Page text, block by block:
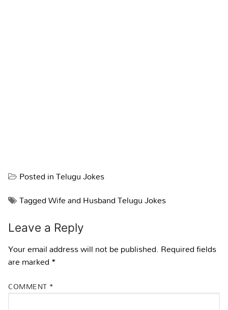
Posted inTelugu Jokes
TaggedWife and Husband Telugu Jokes
Leave a Reply
Your email address will not be published. Required fields
are marked*
COMMENT *